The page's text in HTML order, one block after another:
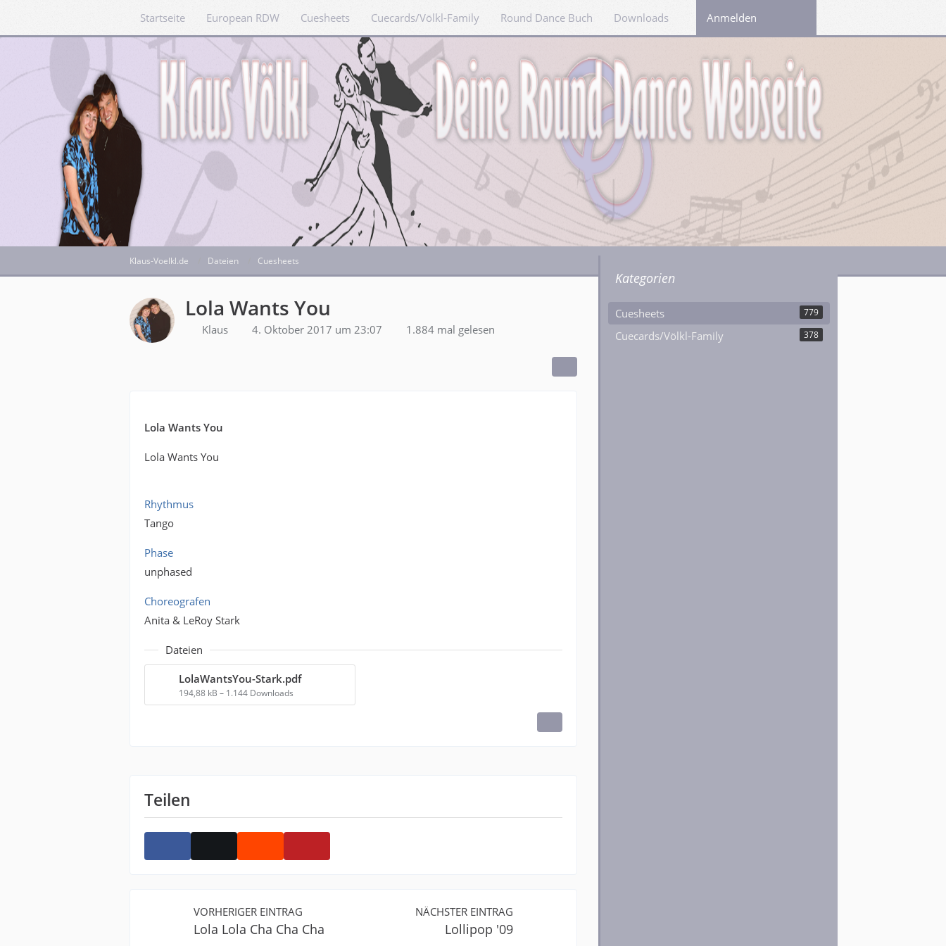
Startseite European RDW Cuesheets Cuecards/Völkl-Family Round Dance Buch Downloads LinksAnmelden
Klaus-Voelkl.de Dateien Cuesheets
Lola Wants You
Klaus 4. Oktober 2017 um 23:07 1.884 mal gelesen
Lola Wants You
Lola Wants You
Rhythmus
Tango
Phase
unphased
Choreografen
Anita & LeRoy Stark
Dateien
LolaWantsYou-Stark.pdf
194,88 kB – 1.144 Downloads
Teilen
VORHERIGER EINTRAG
Lola Lola Cha Cha Cha
NÄCHSTER EINTRAG
Lollipop '09
Kategorien
Cuesheets 779
Cuecards/Völkl-Family 378